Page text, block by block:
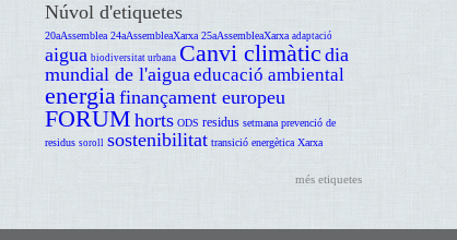
Núvol d'etiquetes
20aAssemblea 24aAssembleaXarxa 25aAssembleaXarxa adaptació
aigua biodiversitat urbana Canvi climàtic dia
mundial de l'aigua educació ambiental
energia finançament europeu
FORUM horts ODS residus setmana prevenció de
residus soroll sostenibilitat transició energètica Xarxa
més etiquetes